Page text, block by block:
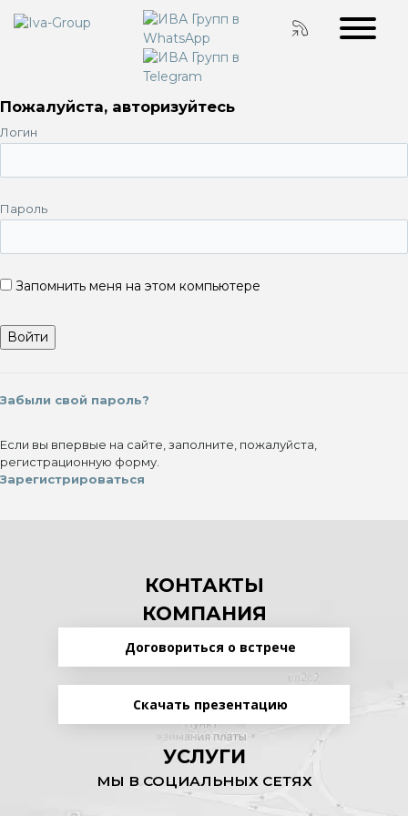
Пожалуйста, авторизуйтесь
Логин
Пароль
Запомнить меня на этом компьютере
Забыли свой пароль?
Если вы впервые на сайте, заполните, пожалуйста,
регистрационную форму.
Зарегистрироваться
КОНТАКТЫ
КОМПАНИЯ
Договориться о встрече
Скачать презентацию
УСЛУГИ
МЫ В СОЦИАЛЬНЫХ СЕТЯХ